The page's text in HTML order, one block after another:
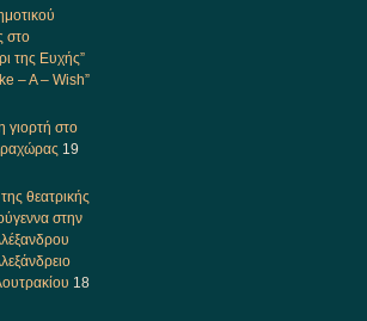
στο
της Ευχής”
– A – Wish”
γιορτή στο
19
θεατρικής
στην
18